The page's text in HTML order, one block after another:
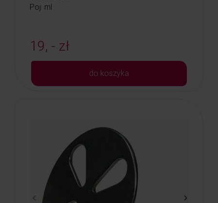
Poj: ml
19, - zł
do koszyka